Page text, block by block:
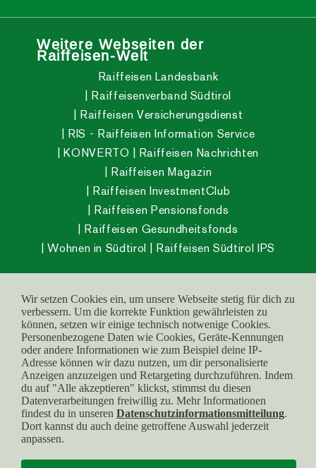
Weitere Webseiten der
Raiffeisen-Welt
Raiffeisen Landesbank
Raiffeisenverband Südtirol
Raiffeisen Versicherungsdienst
RIS - Raiffeisen Information Service
KONVERTO
Raiffeisen Nachrichten
Raiffeisen Magazin
Raiffeisen InvestmentClub
Raiffeisen Pensionsfonds
Raiffeisen Gesundheitsfonds
Wohnen in Südtirol
Raiffeisen Südtirol IPS
© raiffeisen.it
MwSt.-Nr.:
00169290210
Service Center: 800
031 031
Barrierefreiheit
Impressum
Cookies
Datenschutz
Wir setzen Cookies ein, um unsere Webseite stetig für dich zu
verbessern. Um die korrekte Funktion gewährleisten zu
können, setzen wir einige technisch notwenige Cookies.
Personenbezogene Daten wie Cookies, Geräte-Kennungen
oder andere Informationen wie zum Beispiel deine IP-
Adresse können wir dazu nutzen, um dir personalisierte
Anzeigen anzuzeigen und Retargeting durchzuführen. Indem
du auf "Alle akzeptieren" klickst, stimmst du diesen
Datenverarbeitungen freiwillig zu. Mehr Informationen
findest du in unseren Datenschutzinformationsmitteilung.
Dort kannst du auch deine getroffene Auswahl jederzeit
anpassen.